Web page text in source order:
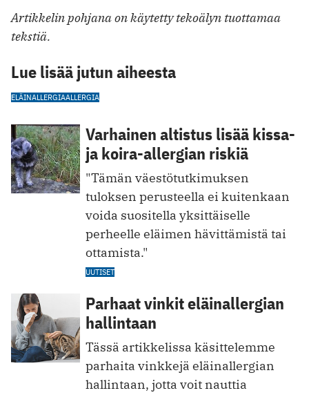
Artikkelin pohjana on käytetty tekoälyn tuottamaa
tekstiä.
Lue lisää jutun aiheesta
ELÄINALLERGIAALLERGIA
Varhainen altistus lisää kissa-
ja koira-allergian riskiä
"Tämän väestötutkimuksen
tuloksen perusteella ei kuitenkaan
voida suositella yksittäiselle
perheelle eläimen hävittämistä tai
ottamista."
UUTISET
Parhaat vinkit eläinallergian
hallintaan
Tässä artikkelissa käsittelemme
parhaita vinkkejä eläinallergian
hallintaan, jotta voit nauttia